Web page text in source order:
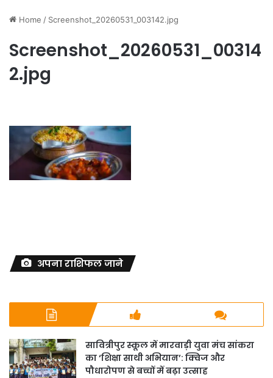
Home / Screenshot_20260531_003142.jpg
Screenshot_20260531_00314
2.jpg
अपना राशिफल जाने
सावित्रीपुर स्कूल में मारवाड़ी युवा मंच सांकरा
का ‘शिक्षा साथी अभियान’: क्विज और
पौधारोपण से बच्चों में बढ़ा उत्साह